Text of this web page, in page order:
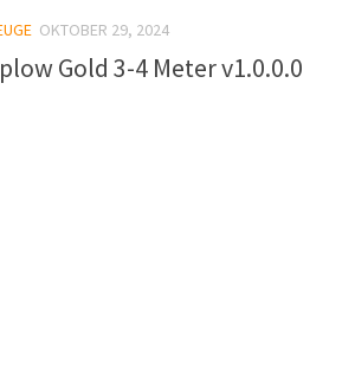
OKTOBER 29, 2024
Gold 3-4 Meter v1.0.0.0